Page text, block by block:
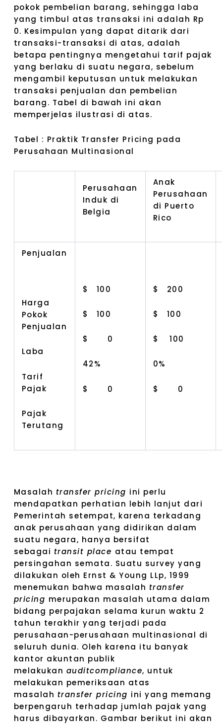
pokok pembelian barang, sehingga laba
yang timbul atas transaksi ini adalah Rp
0. Kesimpulan yang dapat ditarik dari
transaksi-transaksi di atas, adalah
betapa pentingnya mengetahui tarif pajak
yang berlaku di suatu negara, sebelum
mengambil keputusan untuk melakukan
transaksi penjualan dan pembelian
barang. Tabel di bawah ini akan
memperjelas ilustrasi di atas.
Tabel : Praktik Transfer Pricing pada
Perusahaan Multinasional
Perusahaan
Induk di
Belgia
Anak
Perusahaan
di Puerto
Rico
Penjualan
Harga
Pokok
Penjualan
Laba
Tarif
Pajak
Pajak
Terutang
$ 100
$ 100
$ 0
42%
$ 0
$ 200
$ 100
$ 100
0%
$ 0
Masalah transfer pricing ini perlu
mendapatkan perhatian lebih lanjut dari
Pemerintah setempat, karena terkadang
anak perusahaan yang didirikan dalam
suatu negara, hanya bersifat
sebagai transit place atau tempat
persingahan semata. Suatu survey yang
dilakukan oleh Ernst & Young LLp, 1999
menemukan bahwa masalah transfer
pricing merupakan masalah utama dalam
bidang perpajakan selama kurun waktu 2
tahun terakhir yang terjadi pada
perusahaan-perusahaan multinasional di
seluruh dunia. Oleh karena itu banyak
kantor akuntan publik
melakukan auditcompliance, untuk
melakukan pemeriksaan atas
masalah transfer pricing ini yang memang
berpengaruh terhadap jumlah pajak yang
harus dibayarkan. Gambar berikut ini akan